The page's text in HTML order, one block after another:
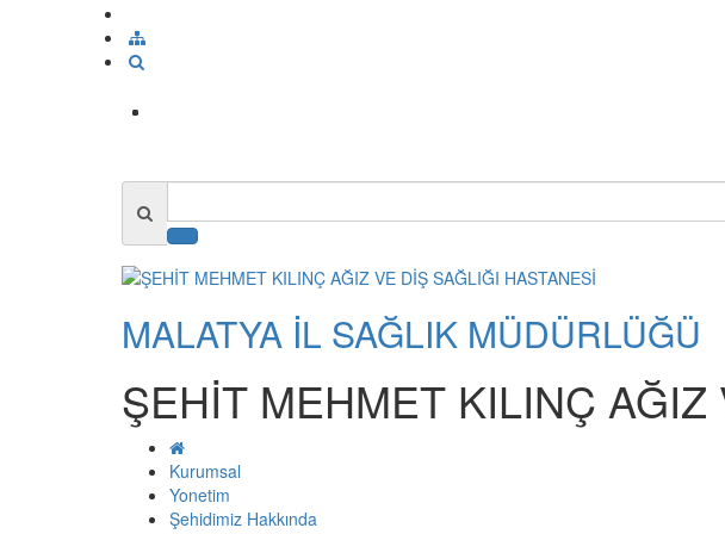
MALATYA İL SAĞLIK MÜDÜRLÜĞÜ
ŞEHİT MEHMET KILINÇ
Kurumsal
Yonetim
Şehidimiz Hakkında